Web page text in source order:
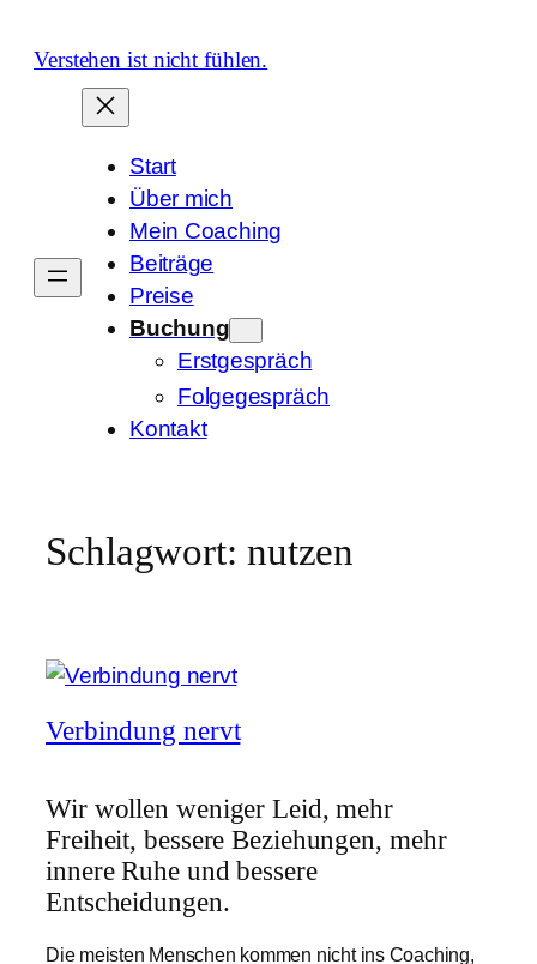
Inhalt
springen
Verstehen ist nicht fühlen.
Start
Über mich
Mein Coaching
Beiträge
Preise
Buchung
Erstgespräch
Folgegespräch
Kontakt
Schlagwort: nutzen
Verbindung nervt
Wir wollen weniger Leid, mehr
Freiheit, bessere Beziehungen, mehr
innere Ruhe und bessere
Entscheidungen.
Die meisten Menschen kommen nicht ins Coaching,